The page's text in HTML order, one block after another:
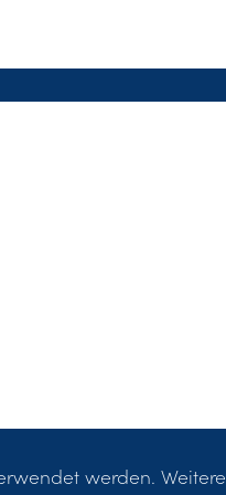
werden. Weitere